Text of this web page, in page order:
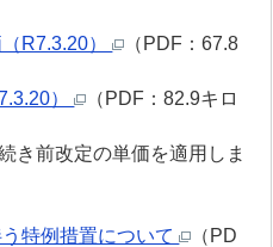
（R7.3.20）
（PDF：67.8
）
（PDF：82.9キロ
き前改定の単価を適用しま
特例措置について
（PD